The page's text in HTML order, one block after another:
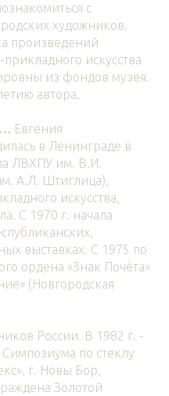
с
художников.
произведений
искусства
из фондов музея.
автора.
Евгения
в Ленинграде в
ЛВХПУ им. В.И.
А.Л. Штиглица),
искусства,
С 1970 г. начала
выставках. С 1975 по
ордена «Знак Почёта»
(Новгородская
России. В 1982 г. -
по стеклу
г. Новы Бор,
Золотой